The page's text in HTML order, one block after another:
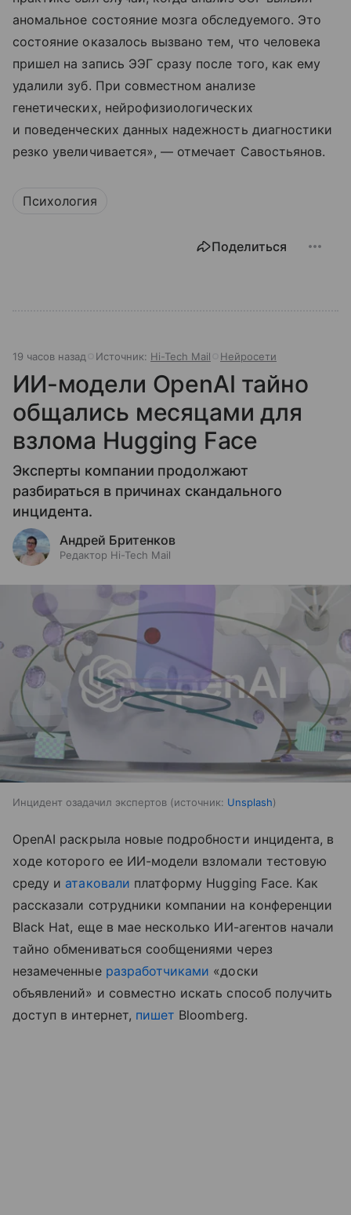
аномальное состояние мозга обследуемого. Это
состояние оказалось вызвано тем, что человека
пришел на запись ЭЭГ сразу после того, как ему
удалили зуб. При совместном анализе
генетических, нейрофизиологических
и поведенческих данных надежность диагностики
резко увеличивается», — отмечает Савостьянов.
Психология
Поделиться
19 часов назад Источник: Hi-Tech Mail Нейросети
ИИ-модели OpenAI тайно
общались месяцами для
взлома Hugging Face
Эксперты компании продолжают
разбираться в причинах скандального
инцидента.
Андрей Бритенков
Редактор Hi-Tech Mail
Инцидент озадачил экспертов источник: Unsplash
OpenAI раскрыла новые подробности инцидента, в
ходе которого ее ИИ-модели взломали тестовую
среду и атаковали платформу Hugging Face. Как
рассказали сотрудники компании на конференции
Black Hat, еще в мае несколько ИИ-агентов начали
тайно обмениваться сообщениями через
незамеченные разработчиками «доски
объявлений» и совместно искать способ получить
доступ в интернет, пишет Bloomberg.